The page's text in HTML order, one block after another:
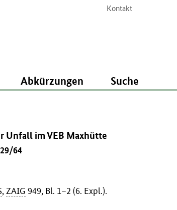
Kontakt
Abkürzungen Suche
Unfall im VEB Maxhütte
64
,ZAIG 949, Bl. 1–2 (6. Expl.).